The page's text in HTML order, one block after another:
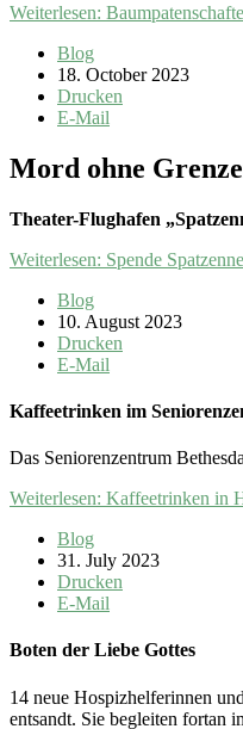
Weiterlesen:
Blog
18. October 2023
Drucken
E-Mail
Mord ohne
Theater-Flughafen
Weiterlesen: Spende
Blog
10. August 2023
Drucken
E-Mail
Kaffeetrinken im
Das Seniorenzentrum
Weiterlesen: Kaffeetrinken in
Blog
31. July 2023
Drucken
E-Mail
Boten der Liebe Gottes
14 neue Hospizhelferinnen
entsandt. Sie begleiten fortan